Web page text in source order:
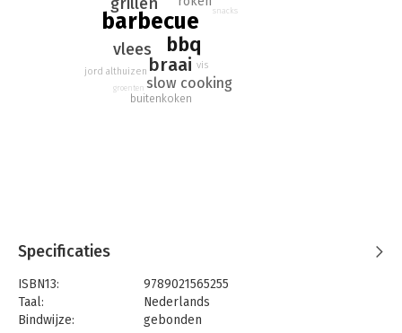
barbecue
bbq
braai
vlees
slow cooking
buitenkoken
jord althuizen
vis
groenten
snacks
Specificaties
ISBN13:
9789021565255
Taal:
Nederlands
Bindwijze:
gebonden